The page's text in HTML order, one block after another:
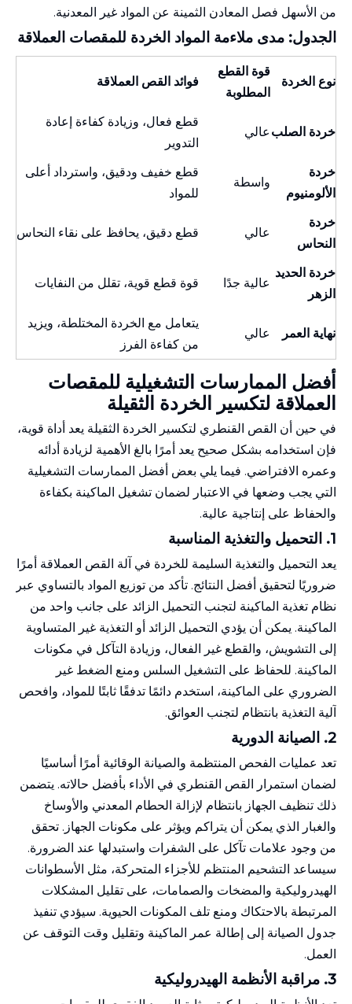
من الأسهل فصل المعادن الثمينة عن المواد غير المعدنية.
الجدول: مدى ملاءمة المواد الخردة للمقصات العملاقة
نوع الخردة
قوة القطع
المطلوبة
فوائد القص العملاقة
خردة الصلب عالي
قطع فعال، وزيادة كفاءة إعادة
التدوير
خردة
الألومنيوم
واسطة
قطع خفيف ودقيق، واسترداد أعلى
للمواد
خردة
النحاس
عالي قطع دقيق، يحافظ على نقاء النحاس
خردة الحديد
الزهر
عالية جدًا قوة قطع قوية، تقلل من النفايات
نهاية العمر عالي
يتعامل مع الخردة المختلطة، ويزيد
من كفاءة الفرز
أفضل الممارسات التشغيلية للمقصات
العملاقة لتكسير الخردة الثقيلة
في حين أن القص القنطري لتكسير الخردة الثقيلة يعد أداة قوية،
فإن استخدامه بشكل صحيح يعد أمرًا بالغ الأهمية لزيادة أدائه
وعمره الافتراضي. فيما يلي بعض أفضل الممارسات التشغيلية
التي يجب وضعها في الاعتبار لضمان تشغيل الماكينة بكفاءة
والحفاظ على إنتاجية عالية.
1. التحميل والتغذية المناسبة
يعد التحميل والتغذية السليمة للخردة في آلة القص العملاقة أمرًا
ضروريًا لتحقيق أفضل النتائج. تأكد من توزيع المواد بالتساوي عبر
نظام تغذية الماكينة لتجنب التحميل الزائد على جانب واحد من
الماكينة. يمكن أن يؤدي التحميل الزائد أو التغذية غير المتساوية
إلى التشويش، والقطع غير الفعال، وزيادة التآكل في مكونات
الماكينة. للحفاظ على التشغيل السلس ومنع الضغط غير
الضروري على الماكينة، استخدم دائمًا تدفقًا ثابتًا للمواد، وافحص
آلية التغذية بانتظام لتجنب العوائق.
2. الصيانة الدورية
تعد عمليات الفحص المنتظمة والصيانة الوقائية أمرًا أساسيًا
لضمان استمرار القص القنطري في الأداء بأفضل حالاته. يتضمن
ذلك تنظيف الجهاز بانتظام لإزالة الحطام المعدني والأوساخ
والغبار الذي يمكن أن يتراكم ويؤثر على مكونات الجهاز. تحقق
من وجود علامات تآكل على الشفرات واستبدلها عند الضرورة.
سيساعد التشحيم المنتظم للأجزاء المتحركة، مثل الأسطوانات
الهيدروليكية والمضخات والصمامات، على تقليل المشكلات
المرتبطة بالاحتكاك ومنع تلف المكونات الحيوية. سيؤدي تنفيذ
جدول الصيانة إلى إطالة عمر الماكينة وتقليل وقت التوقف عن
العمل.
3. مراقبة الأنظمة الهيدروليكية